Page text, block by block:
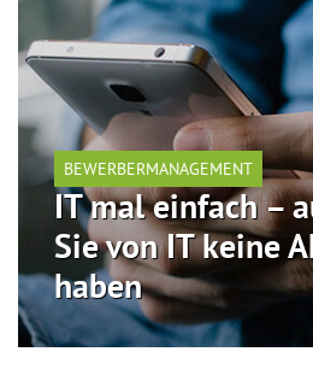
BEWERBERMANAGEMENT
IT mal einfach –
Sie von IT keine
haben